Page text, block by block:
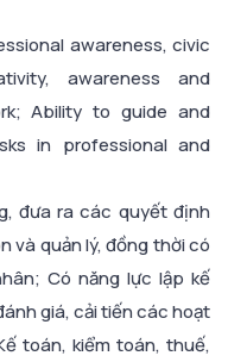
awareness, civic
awareness and
Ability to guide and
in professional and
đưa ra các quyết định
và quản lý, đồng thời có
Có năng lực lập kế
giá, cải tiến các hoạt
toán, kiểm toán, thuế,